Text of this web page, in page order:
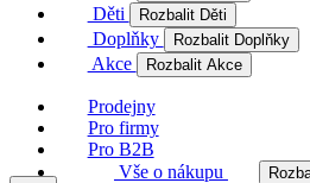
Děti Rozbalit Děti
Doplňky Rozbalit Doplňky
Akce Rozbalit Akce
Prodejny
Pro firmy
Pro B2B
Vše o nákupu